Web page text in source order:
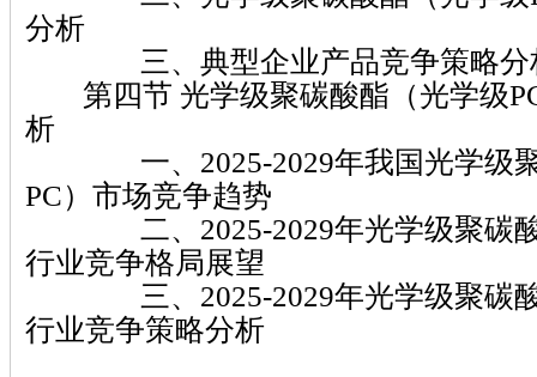
分析
三、典型企业产品竞争策略分
第四节 光学级聚碳酸酯（光学级
析
一、2025-2029年我国光学级聚
PC）市场竞争趋势
二、2025-2029年光学级聚碳酸
行业竞争格局展望
三、2025-2029年光学级聚碳酸
行业竞争策略分析